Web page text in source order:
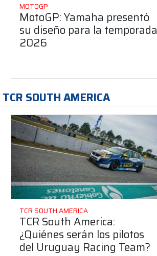
MOTOGP
MotoGP: Yamaha presentó
su diseño para la temporada
2026
TCR SOUTH AMERICA
TCR SOUTH AMERICA
TCR South America:
¿Quiénes serán los pilotos
del Uruguay Racing Team?